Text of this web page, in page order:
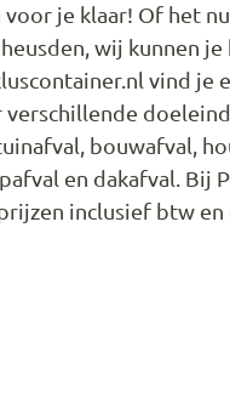
je klaar! Of het
wij kunnen je
vind je
bouwafval,
en dakafval. Bij
inclusief btw